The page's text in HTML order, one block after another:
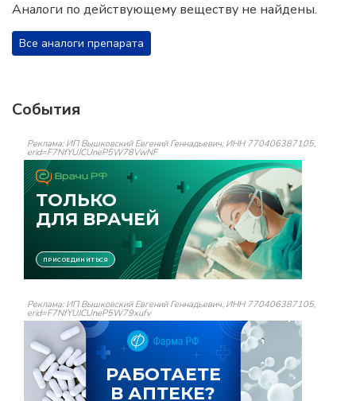
Аналоги по действующему веществу не найдены.
Все аналоги препарата
События
Реклама: ИП Вышковский Евгений Геннадьевич, ИНН 770406387105,
erid=F7NfYUJCUneP5W78VwNF
Реклама: ИП Вышковский Евгений Геннадьевич, ИНН 770406387105,
erid=F7NfYUJCUneP5W79xufv